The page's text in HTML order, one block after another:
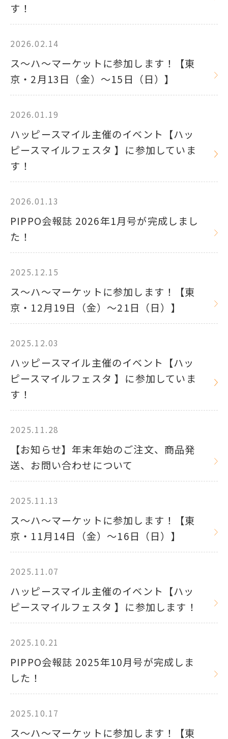
す！
2026.02.14
ス～ハ～マーケットに参加します！【東
京・2月13日（金）～15日（日）】
2026.01.19
ハッピースマイル主催のイベント【ハッ
ピースマイルフェスタ 】に参加していま
す！
2026.01.13
PIPPO会報誌 2026年1月号が完成しまし
た！
2025.12.15
ス～ハ～マーケットに参加します！【東
京・12月19日（金）～21日（日）】
2025.12.03
ハッピースマイル主催のイベント【ハッ
ピースマイルフェスタ 】に参加していま
す！
2025.11.28
【お知らせ】年末年始のご注文、商品発
送、お問い合わせについて
2025.11.13
ス～ハ～マーケットに参加します！【東
京・11月14日（金）～16日（日）】
2025.11.07
ハッピースマイル主催のイベント【ハッ
ピースマイルフェスタ 】に参加します！
2025.10.21
PIPPO会報誌 2025年10月号が完成しま
した！
2025.10.17
ス～ハ～マーケットに参加します！【東